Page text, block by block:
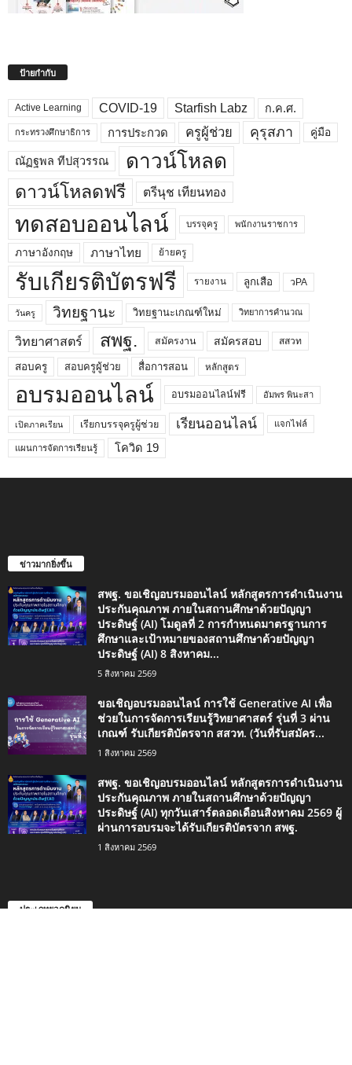
ป้ายกำกับ
Active Learning COVID-19 Starfish Labz ก.ค.ศ.
กระทรวงศึกษาธิการ การประกวด ครูผู้ช่วย คุรุสภา คู่มือ
ณัฏฐพล ทีปสุวรรณ ดาวน์โหลด
ดาวน์โหลดฟรี ตรีนุช เทียนทอง
ทดสอบออนไลน์ บรรจุครู พนักงานราชการ
ภาษาอังกฤษ ภาษาไทย ย้ายครู
รับเกียรติบัตรฟรี รายงาน ลูกเสือ วPA
วันครู วิทยฐานะ วิทยฐานะเกณฑ์ใหม่ วิทยาการคำนวณ
วิทยาศาสตร์ สพฐ. สมัครงาน สมัครสอบ สสวท
สอบครู สอบครูผู้ช่วย สื่อการสอน หลักสูตร
อบรมออนไลน์ อบรมออนไลน์ฟรี อัมพร พินะสา
เปิดภาคเรียน เรียกบรรจุครูผู้ช่วย เรียนออนไลน์ แจกไฟล์
แผนการจัดการเรียนรู้ โควิด 19
ข่าวมากยิ่งขึ้น
สพฐ. ขอเชิญอบรมออนไลน์ หลักสูตรการดำเนินงาน
ประกันคุณภาพ ภายในสถานศึกษาด้วยปัญญา
ประดิษฐ์ (AI) โมดูลที่ 2 การกำหนดมาตรฐานการ
ศึกษาและเป้าหมายของสถานศึกษาด้วยปัญญา
ประดิษฐ์ (AI) 8 สิงหาคม...
5 สิงหาคม 2569
ขอเชิญอบรมออนไลน์ การใช้ Generative AI เพื่อ
ช่วยในการจัดการเรียนรู้วิทยาศาสตร์ รุ่นที่ 3 ผ่าน
เกณฑ์ รับเกียรติบัตรจาก สสวท. (วันที่รับสมัคร...
1 สิงหาคม 2569
สพฐ. ขอเชิญอบรมออนไลน์ หลักสูตรการดำเนินงาน
ประกันคุณภาพ ภายในสถานศึกษาด้วยปัญญา
ประดิษฐ์ (AI) ทุกวันเสาร์ตลอดเดือนสิงหาคม 2569 ผู้
ผ่านการอบรมจะได้รับเกียรติบัตรจาก สพฐ.
1 สิงหาคม 2569
ประเภทยอดนิยม